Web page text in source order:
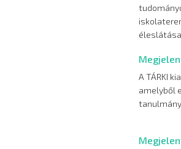
A TÁRKI
amelyből